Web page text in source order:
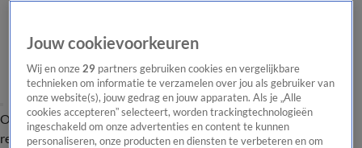
Overzicht Laatste nieuws Regionieuws Het beste van Hart
Tip de
redactie
Jouw cookievoorkeuren
Wij en onze29 partners gebruiken cookies en vergelijkbare
technieken om informatie te verzamelen over jou als gebruiker van
onze website(s), jouw gedrag en jouw apparaten. Als je „Alle
cookies accepteren” selecteert, worden trackingtechnologieën
ingeschakeld om onze advertenties en content te kunnen
personaliseren, onze producten en diensten te verbeteren en om